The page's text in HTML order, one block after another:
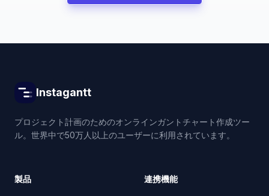
Instagantt
プロジェクト計画のためのオンラインガントチャート作成ツー
ル。世界中で50万人以上のユーザーに利用されています。
製品 連携機能